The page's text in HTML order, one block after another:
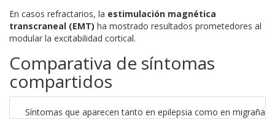
En casos refractarios, la estimulación magnética
transcraneal (EMT) ha mostrado resultados prometedores al
modular la excitabilidad cortical.
Comparativa de síntomas
compartidos
Síntomas que aparecen tanto en epilepsia como en migraña